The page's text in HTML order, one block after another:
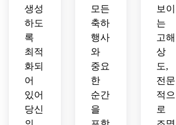
생성
하도
록
최적
화되
어
있어
당신
모든
축하
행사
와
중요
한
순간
을
보이
는
고해
상
도,
전문
적으
로